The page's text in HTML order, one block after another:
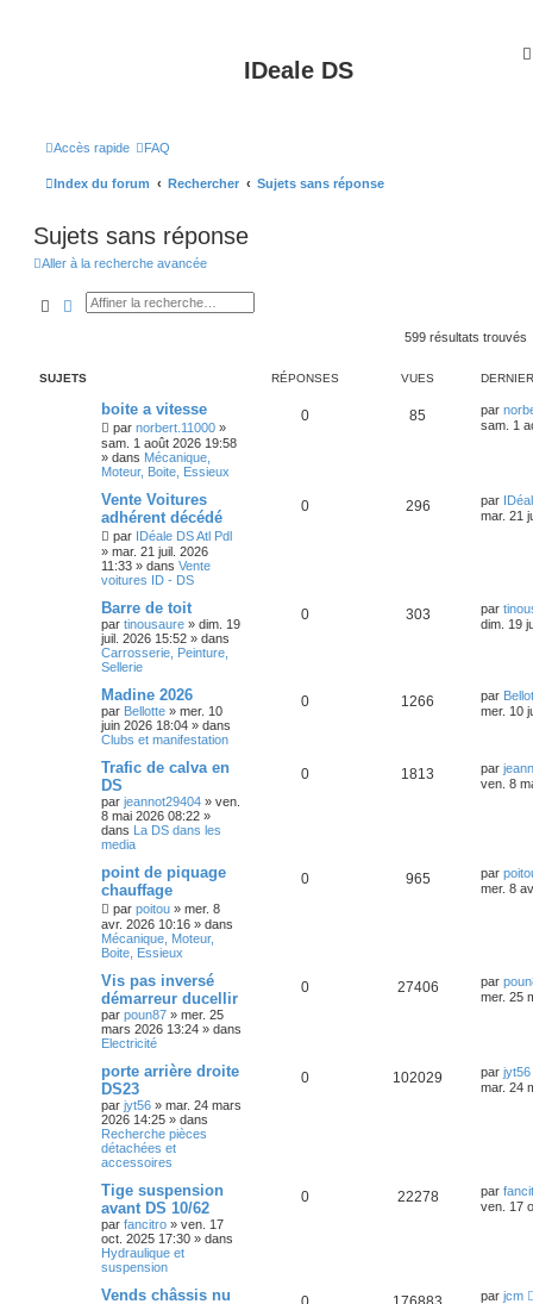
IDeale DS
Accès rapide FAQ
Index du forum Rechercher Sujets sans réponse
Sujets sans réponse
Aller à la recherche avancée
Rechercher
Recherche avancée
599 résultats trouvés
SUJETS RÉPONSES VUES
boite a vitesse
par norbert.11000 »
sam. 1 août 2026 19:58
» dans Mécanique,
Moteur, Boite, Essieux
0 85 par
sam. 1
Vente Voitures
adhérent décédé
par IDéale DS Atl Pdl
» mar. 21 juil. 2026
11:33 » dans Vente
voitures ID - DS
0 296 par
mar. 21
Barre de toit
par tinousaure » dim. 19
juil. 2026 15:52 » dans
Carrosserie, Peinture,
Sellerie
0 303 par
dim. 19
Madine 2026
par Bellotte » mer. 10
juin 2026 18:04 » dans
Clubs et manifestation
0 1266 par
mer. 10
Trafic de calva en
DS
par jeannot29404 » ven.
8 mai 2026 08:22 »
dans La DS dans les
media
0 1813 par
ven. 8
point de piquage
chauffage
par poitou » mer. 8
avr. 2026 10:16 » dans
Mécanique, Moteur,
Boite, Essieux
0 965 par
mer. 8
Vis pas inversé
démarreur ducellir
par poun87 » mer. 25
mars 2026 13:24 » dans
Electricité
0 27406 par
mer. 25
porte arrière droite
DS23
par jyt56 » mar. 24 mars
2026 14:25 » dans
Recherche pièces
détachées et
accessoires
0 102029 par jyt56
mar. 24
Tige suspension
avant DS 10/62
par fancitro » ven. 17
oct. 2025 17:30 » dans
Hydraulique et
suspension
0 22278 par
ven. 17
Vends châssis nu
par jcm